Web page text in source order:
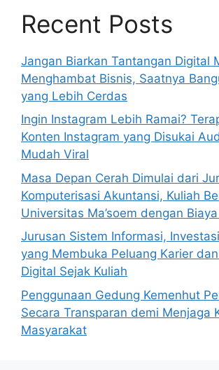
Recent Posts
Jangan Biarkan Tantangan Digital
Menghambat Bisnis, Saatnya
yang Lebih Cerdas
Ingin Instagram Lebih Ramai?
Konten Instagram yang Disukai
Mudah Viral
Masa Depan Cerah Dimulai dari
Komputerisasi Akuntansi, Kuliah
Universitas Ma’soem dengan
Jurusan Sistem Informasi,
yang Membuka Peluang Karier
Digital Sejak Kuliah
Penggunaan Gedung Kemenhut
Secara Transparan demi Menjaga
Masyarakat